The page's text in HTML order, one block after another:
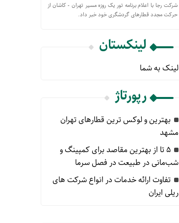
شرکت رجا با اعلام برنامه تور یک روزه مسیر تهران - کاشان از
حركت مجدد قطارهای گردشگری خود خبر داد.
لینکستان
لینک به شما
رپورتاژ
بهترین و لوکس ترین قطارهای تهران
مشهد
۵ تا از بهترین مقاصد برای کمپینگ و
شب‌مانی در طبیعت در فصل سرما
تفاوت ارائه خدمات در انواع شرکت های
ریلی ایران